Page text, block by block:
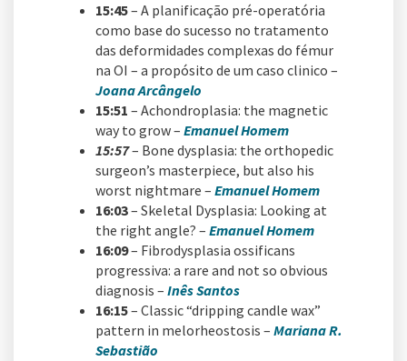
15:45– A planificação pré-operatória
como base do sucesso no tratamento
das deformidades complexas do fémur
na OI – a propósito de um caso clinico –
Joana Arcângelo
15:51 – Achondroplasia: the magnetic
way to grow –Emanuel Homem
15:57– Bone dysplasia: the orthopedic
surgeon’s masterpiece, but also his
worst nightmare –Emanuel Homem
16:03– Skeletal Dysplasia: Looking at
the right angle? –Emanuel Homem
16:09– Fibrodysplasia ossificans
progressiva: a rare and not so obvious
diagnosis –Inês Santos
16:15– Classic “dripping candle wax”
pattern in melorheostosis –Mariana R.
Sebastião